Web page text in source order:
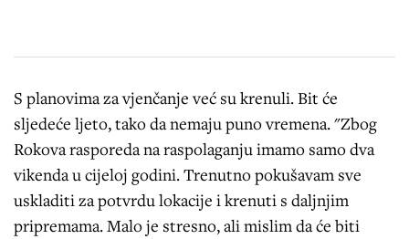
S planovima za vjenčanje već su krenuli. Bit će
sljedeće ljeto, tako da nemaju puno vremena. "Zbog
Rokova rasporeda na raspolaganju imamo samo dva
vikenda u cijeloj godini. Trenutno pokušavam sve
uskladiti za potvrdu lokacije i krenuti s daljnjim
pripremama. Malo je stresno, ali mislim da će biti